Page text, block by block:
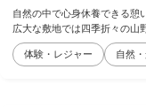
自然の中で心身休養できる憩
広大な敷地では四季折々の山
体験・レジャー 自然